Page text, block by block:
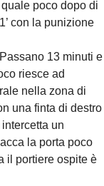
poco dopo di
con la punizione
13 minuti e
riesce ad
nella zona di
una finta di destro
un
la porta poco
il portiere ospite è